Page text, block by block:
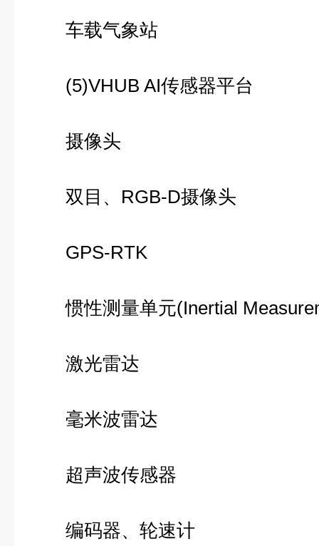
车载气象站
(5)VHUB AI传感器平台
摄像头
双目、RGB-D摄像头
GPS-RTK
惯性测量单元(Inertial
激光雷达
毫米波雷达
超声波传感器
编码器、轮速计